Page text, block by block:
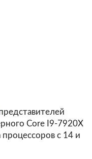
Core I9-7920X
процессоров с 14 и